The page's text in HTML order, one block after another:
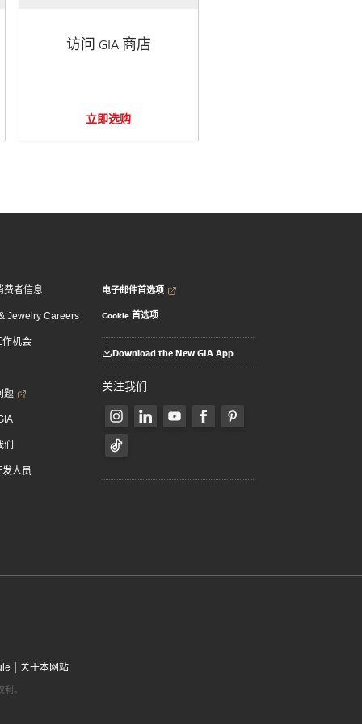
访问 GIA 商店
立即选购
费者信息
Jewelry Careers
作机会
题
发人员
电子邮件首选项
Cookie 首选项
Download the New GIA App
关注我们
| 关于本网站
。